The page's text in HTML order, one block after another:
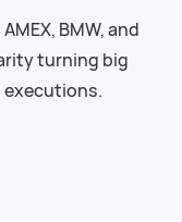
BMW, and
turning big
executions.